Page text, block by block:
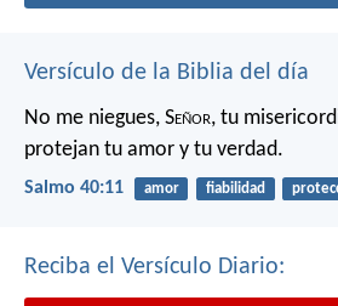
Versículo de la Biblia del día
No me niegues, Señor, tu
protejan tu amor y tu verdad.
Salmo 40:11 amor fiabilidad
Reciba el Versículo Diario: